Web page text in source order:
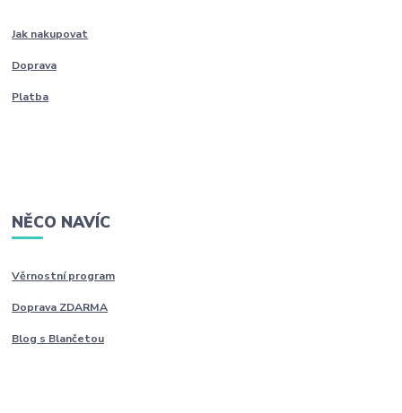
Jak nakupovat
Doprava
Platba
NĚCO NAVÍC
Věrnostní program
Doprava ZDARMA
Blog s Blančetou